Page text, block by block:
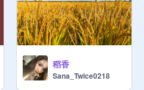
稻香
Sana_Twice0218